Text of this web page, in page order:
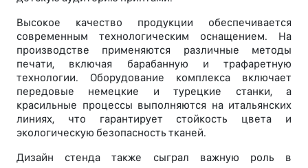
Высокое качество продукции обеспечивается
современным технологическим оснащением. На
производстве применяются различные методы
печати, включая барабанную и трафаретную
технологии. Оборудование комплекса включает
передовые немецкие и турецкие станки, а
красильные процессы выполняются на итальянских
линиях, что гарантирует стойкость цвета и
экологическую безопасность тканей.
Дизайн стенда также сыграл важную роль в